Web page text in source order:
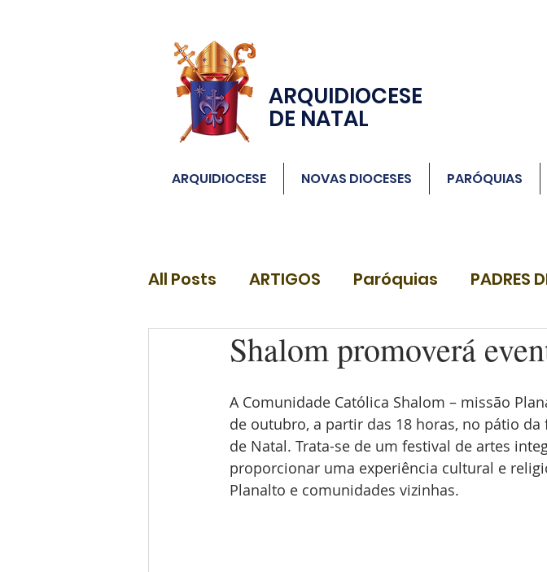
ARQUIDIOCESE
DE NATAL
ARQUIDIOCESE NOVAS DIOCESES PARÓQUIAS
All Posts ARTIGOS Paróquias PADRES
DIÁCONOSShalom promoverá
A Comunidade Católica Shalom – missão
de outubro, a partir das 18 horas, no pátio
de Natal. Trata-se de um festival de artes
proporcionar uma experiência cultural e
Planalto e comunidades vizinhas.